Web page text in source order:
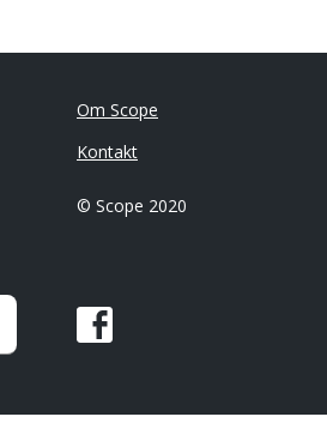
Om Scope
Kontakt
© Scope 2020